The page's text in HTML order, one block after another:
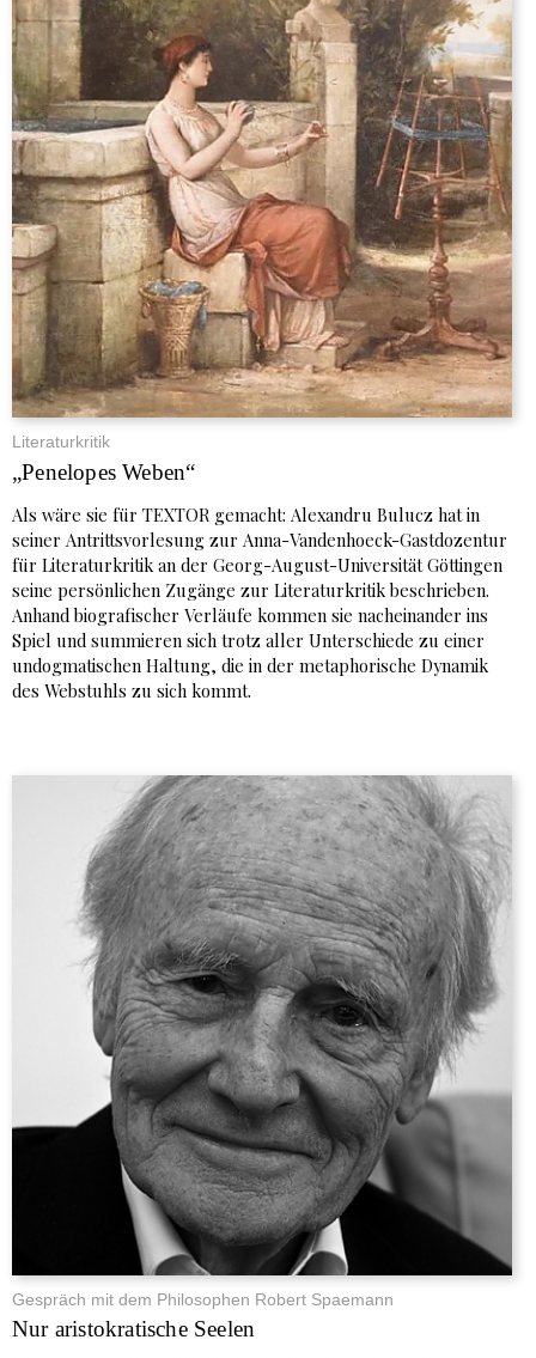
Literaturkritik
„Penelopes Weben“
Als wäre sie für TEXTOR gemacht: Alexandru Bulucz hat in
seiner Antrittsvorlesung zur Anna-Vandenhoeck-Gastdozentur
für Literaturkritik an der Georg-August-Universität Göttingen
seine persönlichen Zugänge zur Literaturkritik beschrieben.
Anhand biografischer Verläufe kommen sie nacheinander ins
Spiel und summieren sich trotz aller Unterschiede zu einer
undogmatischen Haltung, die in der metaphorische Dynamik
des Webstuhls zu sich kommt.
Gespräch mit dem Philosophen Robert Spaemann
Nur aristokratische Seelen